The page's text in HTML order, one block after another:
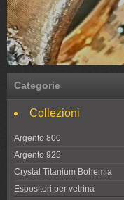
Categorie
Collezioni
Argento 800
Argento 925
Crystal Titanium Bohemia
Espositori per vetrina